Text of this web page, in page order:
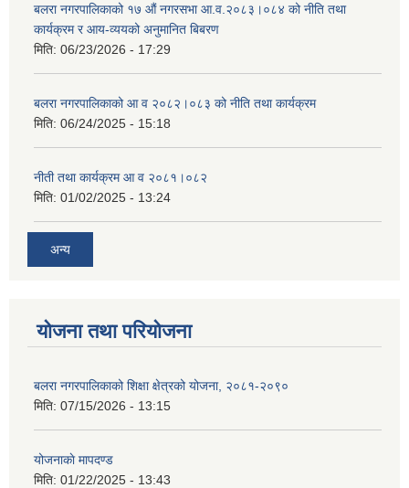
बलरा नगरपालिकाको १७ औं नगरसभा आ.व.२०८३।०८४ को नीति तथा
कार्यक्रम र आय-व्ययको अनुमानित बिबरण
मिति: 06/23/2026 - 17:29
बलरा नगरपालिकाको आ व २०८२।०८३ को नीति तथा कार्यक्रम
मिति: 06/24/2025 - 15:18
नीती तथा कार्यक्रम आ व २०८१।०८२
मिति: 01/02/2025 - 13:24
अन्य
योजना तथा परियोजना
बलरा नगरपालिकाको शिक्षा क्षेत्रको योजना, २०८१-२०९०
मिति: 07/15/2026 - 13:15
योजनाकाे मापदण्ड
मिति: 01/22/2025 - 13:43